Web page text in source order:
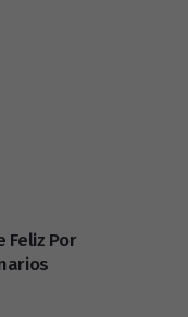
Feliz Por